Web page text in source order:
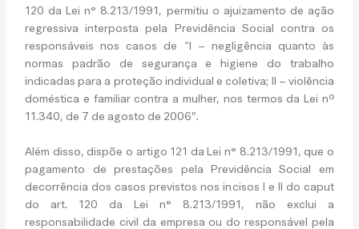
120 da Lei n° 8.213/1991, permitiu o ajuizamento de ação
regressiva interposta pela Previdência Social contra os
responsáveis nos casos de “I – negligência quanto às
normas padrão de segurança e higiene do trabalho
indicadas para a proteção individual e coletiva; II – violência
doméstica e familiar contra a mulher, nos termos da Lei nº
11.340, de 7 de agosto de 2006”.
Além disso, dispõe o artigo 121 da Lei n° 8.213/1991, que o
pagamento de prestações pela Previdência Social em
decorrência dos casos previstos nos incisos I e II do caput
do art. 120 da Lei n° 8.213/1991, não exclui a
responsabilidade civil da empresa ou do responsável pela